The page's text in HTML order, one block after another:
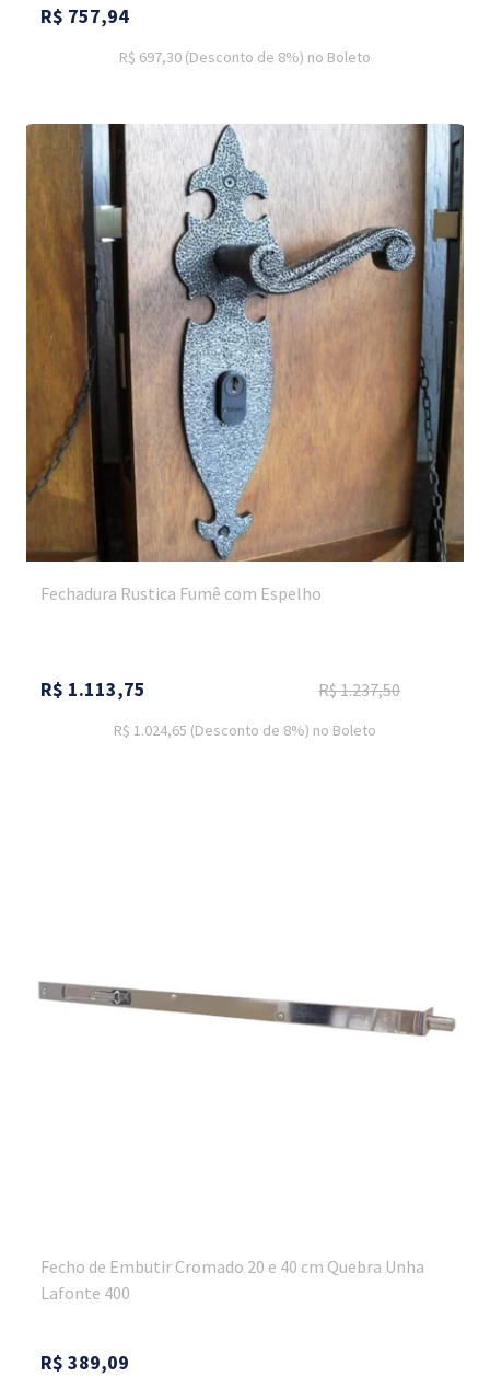
R$ 757,94
R$ 697,30 (Desconto de 8%) no Boleto
Fechadura Rustica Fumê com Espelho
R$1.237,50
R$ 1.113,75
R$ 1.024,65 (Desconto de 8%) no Boleto
Fecho de Embutir Cromado 20 e 40 cm Quebra Unha
Lafonte 400
R$ 389,09